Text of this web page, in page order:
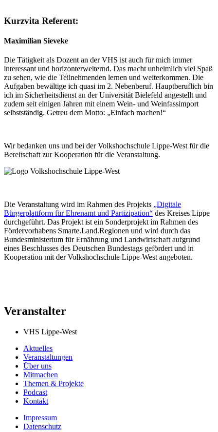
Kurzvita Referent:
Maximilian Sieveke
Die Tätigkeit als Dozent an der VHS ist auch für mich immer
interessant und horizonterweiternd. Das macht unheimlich viel Spaß
zu sehen, wie die Teilnehmenden lernen und weiterkommen. Die
Aufgaben bewältige ich quasi im 2. Nebenberuf. Hauptberuflich bin
ich im Sicherheitsdienst an der Universität Bielefeld angestellt und
zudem seit einigen Jahren mit einem Wein- und Weinfassimport
selbstständig. Getreu dem Motto: „Einfach machen!“
Wir bedanken uns und bei der Volkshochschule Lippe-West für die
Bereitschaft zur Kooperation für die Veranstaltung.
Die Veranstaltung wird im Rahmen des Projekts „Digitale
Bürgerplattform für Ehrenamt und Partizipation“ des Kreises Lippe
durchgeführt. Das Projekt ist ein Sonderprojekt im Rahmen des
Fördervorhabens Smarte.Land.Regionen und wird durch das
Bundesministerium für Ernährung und Landwirtschaft aufgrund
eines Beschlusses des Deutschen Bundestags gefördert und in
Kooperation mit der Volkshochschule Lippe-West angeboten.
Veranstalter
VHS Lippe-West
Aktuelles
Veranstaltungen
Über uns
Mitmachen
Themen & Projekte
Podcast
Kontakt
Impressum
Datenschutz